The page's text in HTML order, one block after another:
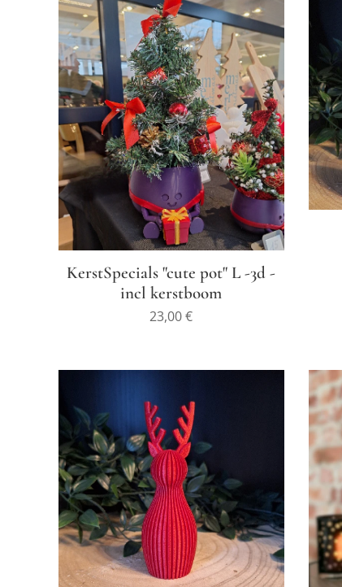
KerstSpecials "cute pot" L -3d -
incl kerstboom
23,00€